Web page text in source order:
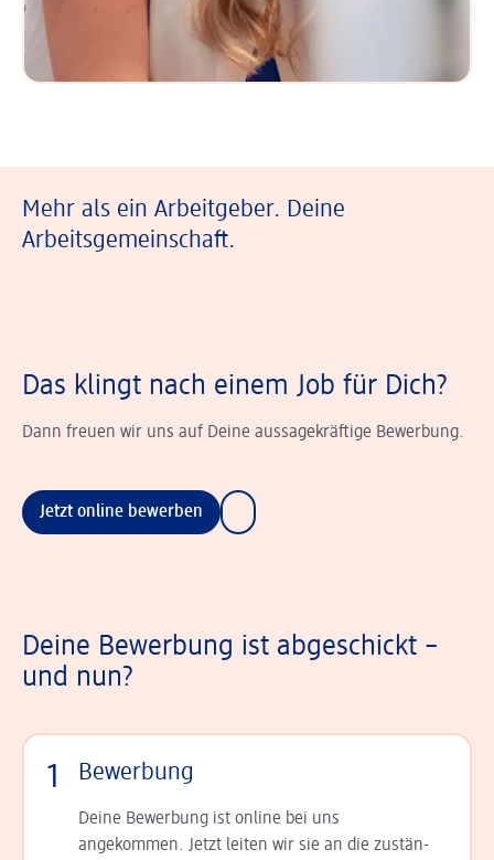
Mehr als ein Arbeitgeber. Deine
Arbeitsgemeinschaft.
Das klingt nach einem Job für Dich?
Dann freuen wir uns auf Deine aussagekräftige Bewerbung.
Jetzt online bewerben
Deine Bewerbung ist abgeschickt –
und nun?
1 Bewerbung
Deine Bewerbung ist online bei uns
angekommen. Jetzt leiten wir sie an die zu­stän­